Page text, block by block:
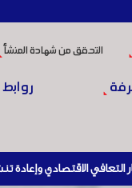
التحقق من شهادة المنشأ